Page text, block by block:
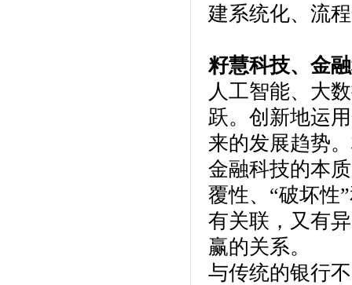
建系统化、流
籽慧科技、金
人工智能、大
跃。创新地运
来的发展趋势
金融科技的本
覆性、“破坏性
有关联，又有
赢的关系。
与传统的银行